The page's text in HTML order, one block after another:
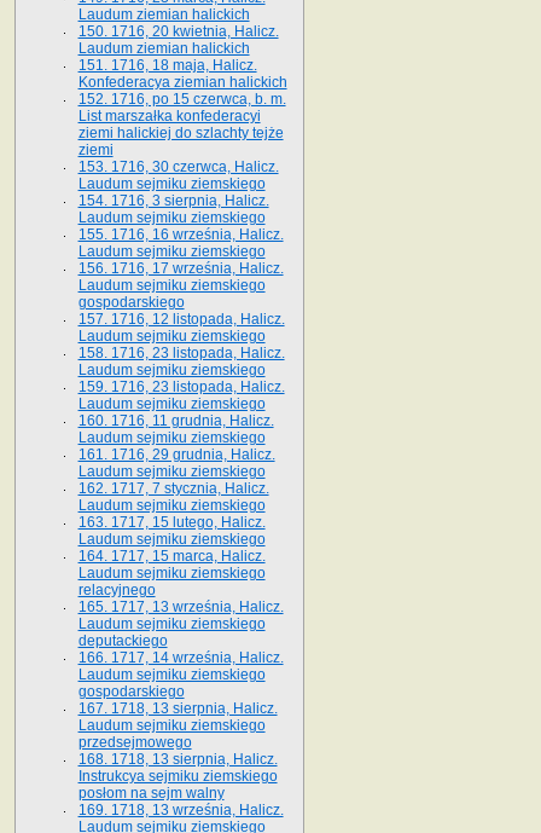
Laudum ziemian halickich
150. 1716, 20 kwietnia, Halicz.
Laudum ziemian halickich
151. 1716, 18 maja, Halicz.
Konfederacya ziemian halickich
152. 1716, po 15 czerwca, b. m.
List marszałka konfederacyi
ziemi halickiej do szlachty tejże
ziemi
153. 1716, 30 czerwca, Halicz.
Laudum sejmiku ziemskiego
154. 1716, 3 sierpnia, Halicz.
Laudum sejmiku ziemskiego
155. 1716, 16 września, Halicz.
Laudum sejmiku ziemskiego
156. 1716, 17 września, Halicz.
Laudum sejmiku ziemskiego
gospodarskiego
157. 1716, 12 listopada, Halicz.
Laudum sejmiku ziemskiego
158. 1716, 23 listopada, Halicz.
Laudum sejmiku ziemskiego
159. 1716, 23 listopada, Halicz.
Laudum sejmiku ziemskiego
160. 1716, 11 grudnia, Halicz.
Laudum sejmiku ziemskiego
161. 1716, 29 grudnia, Halicz.
Laudum sejmiku ziemskiego
162. 1717, 7 stycznia, Halicz.
Laudum sejmiku ziemskiego
163. 1717, 15 lutego, Halicz.
Laudum sejmiku ziemskiego
164. 1717, 15 marca, Halicz.
Laudum sejmiku ziemskiego
relacyjnego
165. 1717, 13 września, Halicz.
Laudum sejmiku ziemskiego
deputackiego
166. 1717, 14 września, Halicz.
Laudum sejmiku ziemskiego
gospodarskiego
167. 1718, 13 sierpnia, Halicz.
Laudum sejmiku ziemskiego
przedsejmowego
168. 1718, 13 sierpnia, Halicz.
Instrukcya sejmiku ziemskiego
posłom na sejm walny
169. 1718, 13 września, Halicz.
Laudum sejmiku ziemskiego